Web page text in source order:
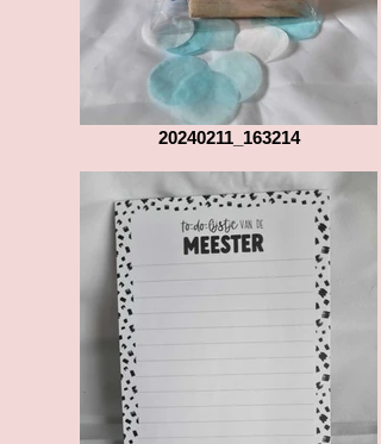
20240211_163214